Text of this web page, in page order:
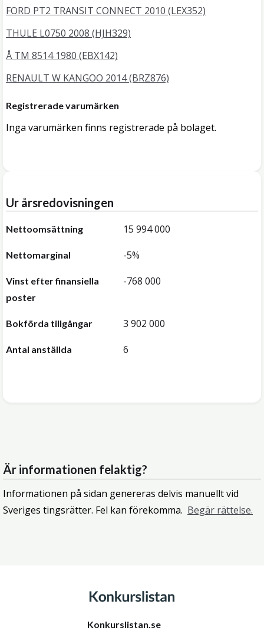
FORD PT2 TRANSIT CONNECT 2010 (LEX352)
THULE L0750 2008 (HJH329)
Å TM 8514 1980 (EBX142)
RENAULT W KANGOO 2014 (BRZ876)
Registrerade varumärken
Inga varumärken finns registrerade på bolaget.
Ur årsredovisningen
Nettoomsättning 15 994 000
Nettomarginal -5%
Vinst efter finansiella
poster
-768 000
Bokförda tillgångar 3 902 000
Antal anställda 6
Är informationen felaktig?
Informationen på sidan genereras delvis manuellt vid
Sveriges tingsrätter. Fel kan förekomma. Begär rättelse.
Konkurslistan.se